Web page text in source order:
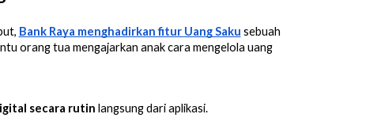
Bank Raya menghadirkan fitur Uang Saku sebuah
orang tua mengajarkan anak cara mengelola uang
secara rutin langsung dari aplikasi.